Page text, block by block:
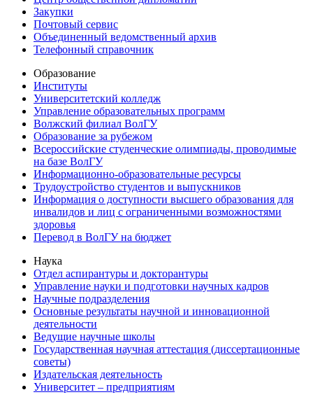
Закупки
Почтовый сервис
Объединенный ведомственный архив
Телефонный справочник
Образование
Институты
Университетский колледж
Управление образовательных программ
Волжский филиал ВолГУ
Образование за рубежом
Всероссийские студенческие олимпиады, проводимые
на базе ВолГУ
Информационно-образовательные ресурсы
Трудоустройство студентов и выпускников
Информация о доступности высшего образования для
инвалидов и лиц с ограниченными возможностями
здоровья
Перевод в ВолГУ на бюджет
Наука
Отдел аспирантуры и докторантуры
Управление науки и подготовки научных кадров
Научные подразделения
Основные результаты научной и инновационной
деятельности
Ведущие научные школы
Государственная научная аттестация (диссертационные
советы)
Издательская деятельность
Университет – предприятиям